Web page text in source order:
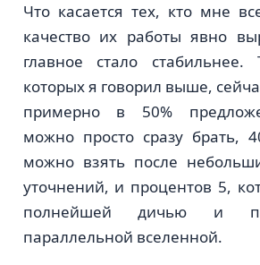
Что касается тех, кто мне
качество их работы явно
главное стало
которых я говорил выше,
примерно в 50%
можно просто сразу брать,
можно взять после
уточнений, и процентов 5,
полнейшей дичью и
параллельной вселенной.